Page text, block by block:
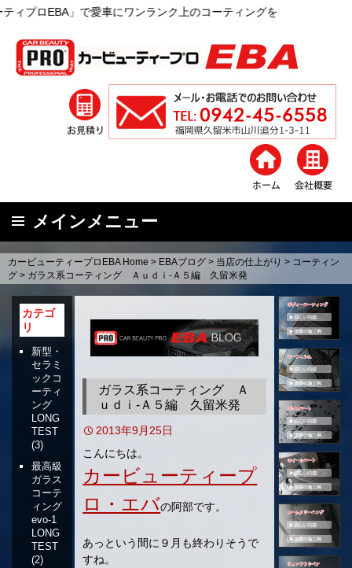
愛車にワンランク上のコーティングを
メインメニュー
コ
ン
カービューティープロEBA Home > EBAブログ > 当店の仕上がり > コーティン
グ > ガラス系コーティング Ａｕｄｉ‐Ａ５編 久留米発
ガラス系コーティング Ａ
ｕｄｉ‐Ａ５編 久留米発
2013年9月25日
こんにちは。
カービューティープ
ロ・エバの阿部です。
あっという間に９月も終わりそうで
すね。
カテゴ
リ
新型・
セラミ
ックコ
ーティ
ング
LONG
TEST
(3)
最高級
ガラス
コーテ
ィング
evo-1
LONG
TEST
(2)